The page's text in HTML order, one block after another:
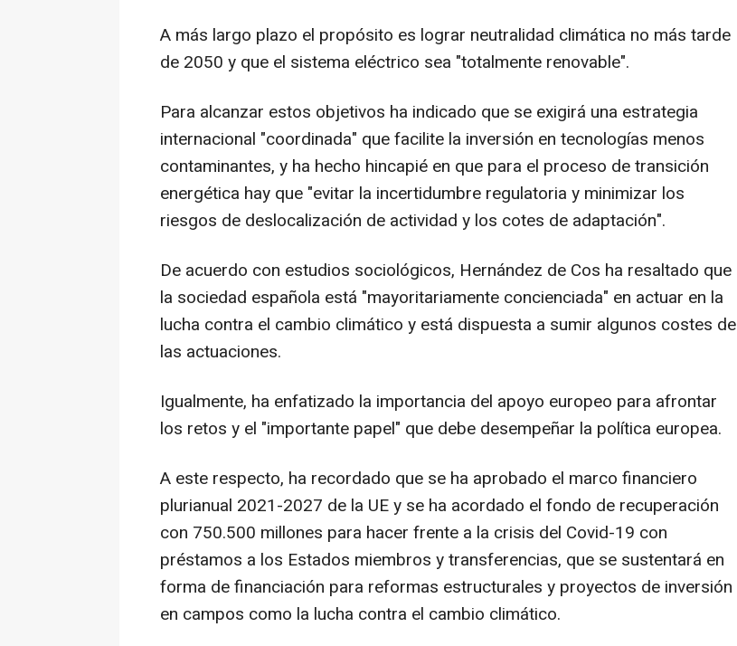
A más largo plazo el propósito es lograr neutralidad climática no más tarde
de 2050 y que el sistema eléctrico sea "totalmente renovable".
Para alcanzar estos objetivos ha indicado que se exigirá una estrategia
internacional "coordinada" que facilite la inversión en tecnologías menos
contaminantes, y ha hecho hincapié en que para el proceso de transición
energética hay que "evitar la incertidumbre regulatoria y minimizar los
riesgos de deslocalización de actividad y los cotes de adaptación".
De acuerdo con estudios sociológicos, Hernández de Cos ha resaltado que
la sociedad española está "mayoritariamente concienciada" en actuar en la
lucha contra el cambio climático y está dispuesta a sumir algunos costes de
las actuaciones.
Igualmente, ha enfatizado la importancia del apoyo europeo para afrontar
los retos y el "importante papel" que debe desempeñar la política europea.
A este respecto, ha recordado que se ha aprobado el marco financiero
plurianual 2021-2027 de la UE y se ha acordado el fondo de recuperación
con 750.500 millones para hacer frente a la crisis del Covid-19 con
préstamos a los Estados miembros y transferencias, que se sustentará en
forma de financiación para reformas estructurales y proyectos de inversión
en campos como la lucha contra el cambio climático.